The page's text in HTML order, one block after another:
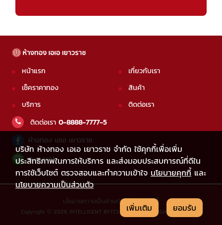
บริษัท ห้างทอง เอเอ เยาวราช จำกัด ใช้คุกกี้เพื่อเพิ่ม
ประสิทธิภาพในการให้บริการ และส่งมอบประสบการณ์ที่ดีใน
การใช้เว็บไซต์ ตรวจสอบและทำความเข้าใจ นโยบายคุกกี้และ
นโยบายความเป็นส่วนตัว
เพิ่มเติม
ยอมรับ
หน้าแรก
เช็คราคาทอง
บริการ
เกี่ยวกับเรา
สินค้า
ติดต่อเรา
ติดต่อเรา 0-8888-7777-5
ห้างทอง เอเอ เยาวราช
@aagold
นโยบายความเป็นส่วนตัว|นโยบายคุกกี้
Copyright © 2026 INTELLIGENT BYTES CO.,LTD. ALL RIGHTS RESERVED.